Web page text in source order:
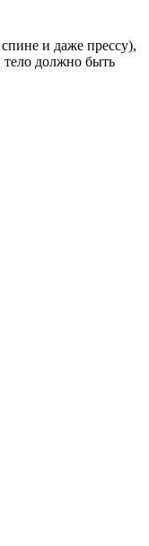
и даже прессу),
тело должно быть